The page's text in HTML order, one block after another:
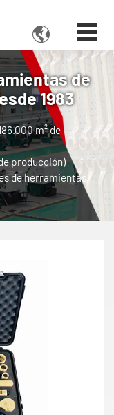

de
1983
m² de
producción)
de herramientas